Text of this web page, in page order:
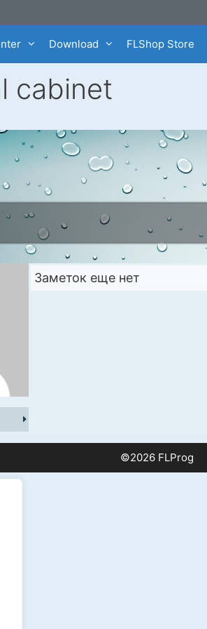
Download FLShop Store
cabinet
Заметок еще нет
©2026 FLProg